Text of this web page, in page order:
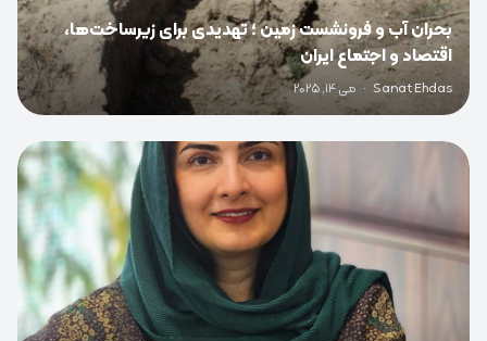
بحران آب و فرونشست زمین ؛ تهدیدی برای زیرساخت‌ها،
اقتصاد و اجتماع ایران
Sanat Ehdas
· می 14, 2025